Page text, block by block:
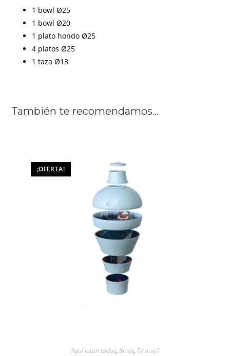
1 bowl Ø25
1 bowl Ø20
1 plato hondo Ø25
4 platos Ø25
1 taza Ø13
También te recomendamos…
¡OFERTA!
Aquí están todos, Ibride, Te sirvo?